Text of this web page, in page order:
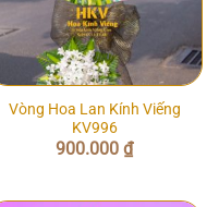
Vòng Hoa Lan Kính Viếng
KV996
900.000 ₫